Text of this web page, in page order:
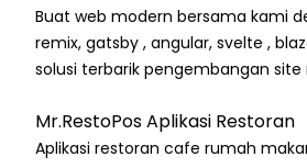
Buat web modern bersama kami
remix, gatsby , angular, svelte ,
solusi terbarik pengembangan site
Mr.RestoPos Aplikasi Restoran
Aplikasi restoran cafe rumah